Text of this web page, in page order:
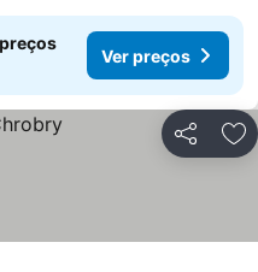
Ver preços
Partilhar